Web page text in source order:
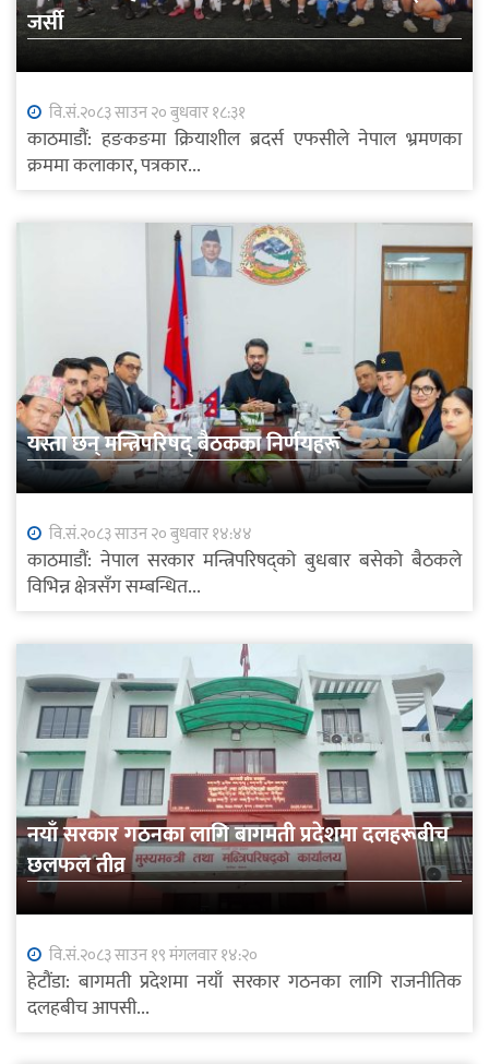
जर्सी
वि.सं.२०८३ साउन २० बुधवार १८:३१
काठमाडौं: हङकङमा क्रियाशील ब्रदर्स एफसीले नेपाल भ्रमणका
क्रममा कलाकार, पत्रकार...
यस्ता छन् मन्त्रिपरिषद् बैठकका निर्णयहरू
वि.सं.२०८३ साउन २० बुधवार १४:४४
काठमाडौं: नेपाल सरकार मन्त्रिपरिषद्को बुधबार बसेको बैठकले
विभिन्न क्षेत्रसँग सम्बन्धित...
नयाँ सरकार गठनका लागि बागमती प्रदेशमा दलहरूबीच
छलफल तीव्र
वि.सं.२०८३ साउन १९ मंगलवार १४:२०
हेटौंडा: बागमती प्रदेशमा नयाँ सरकार गठनका लागि राजनीतिक
दलहबीच आपसी...